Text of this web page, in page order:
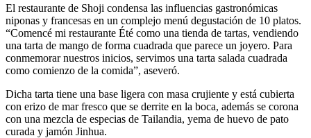
El restaurante de Shoji condensa las influencias gastronómicas
niponas y francesas en un complejo menú degustación de 10 platos.
“Comencé mi restaurante Été como una tienda de tartas, vendiendo
una tarta de mango de forma cuadrada que parece un joyero. Para
conmemorar nuestros inicios, servimos una tarta salada cuadrada
como comienzo de la comida”, aseveró.
Dicha tarta tiene una base ligera con masa crujiente y está cubierta
con erizo de mar fresco que se derrite en la boca, además se corona
con una mezcla de especias de Tailandia, yema de huevo de pato
curada y jamón Jinhua.